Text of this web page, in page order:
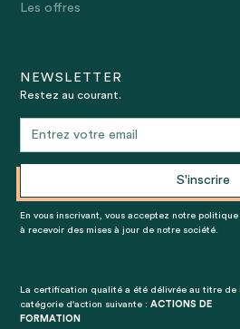
Les offres
NEWSLETTER
Restez au courant.
En vous inscrivant, vous acceptez notre
à recevoir des mises à jour de notre société.
La certification qualité a été délivrée au titre de
catégorie d'action suivante :ACTIONS DE
FORMATION